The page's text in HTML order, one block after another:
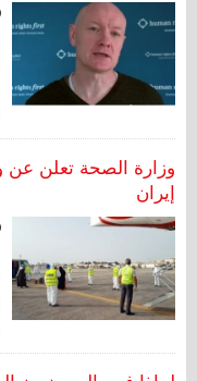
وزارة الصحة تعلن
إيران